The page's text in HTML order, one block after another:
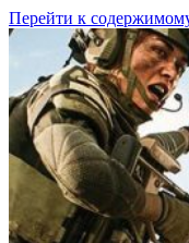
Перейти к